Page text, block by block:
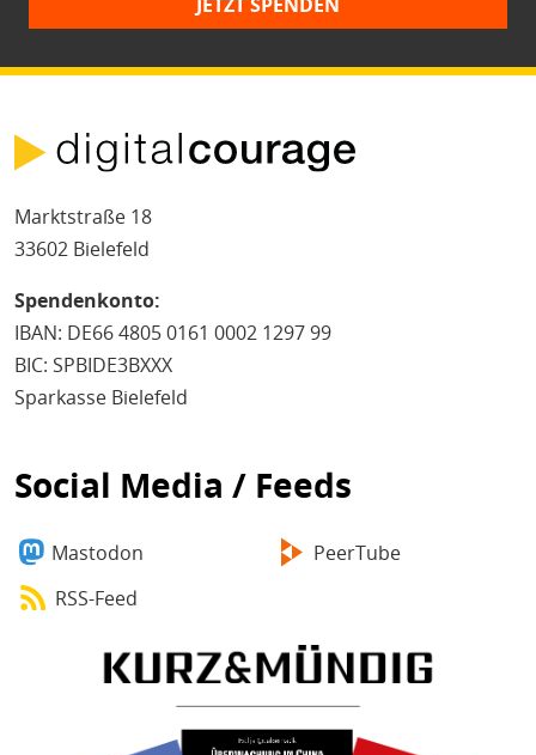
Marktstraße 18
33602 Bielefeld
Spendenkonto:
IBAN: DE66 4805 0161 0002 1297 99
BIC: SPBIDE3BXXX
Sparkasse Bielefeld
Social Media / Feeds
Mastodon
PeerTube
RSS-Feed